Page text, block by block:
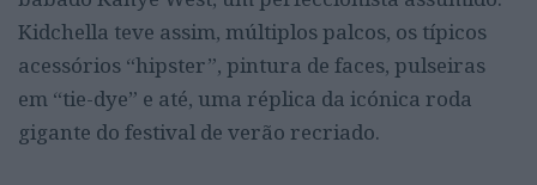
Kidchella teve assim, múltiplos palcos, os típicos
acessórios “hipster”, pintura de faces, pulseiras
em “tie-dye” e até, uma réplica da icónica roda
gigante do festival de verão recriado.